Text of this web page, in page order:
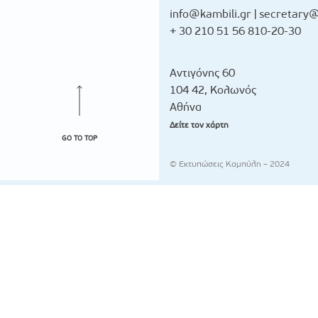
GO TO TOP
info@kambili.gr |
+ 30 210 51 56 810-20-30
Αντιγόνης 60
104 42, Κολωνός
Αθήνα
Δείτε τον χάρτη
© Εκτυπώσεις Καμπύλη – 2024